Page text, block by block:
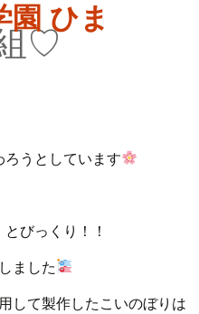
♡
ろうとしています
びっくり！！
ました
して製作したこいのぼりは